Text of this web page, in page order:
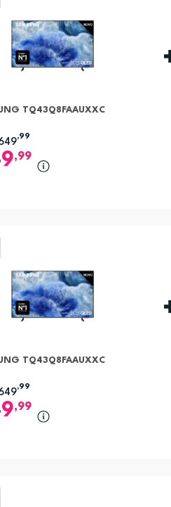
TQ43Q8FAAUXXC
,99
,99
TQ43Q8FAAUXXC
,99
,99